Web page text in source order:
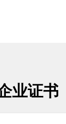
业证书